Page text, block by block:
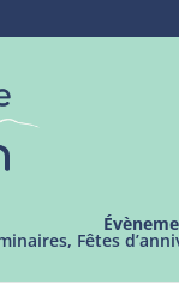
Fêtes